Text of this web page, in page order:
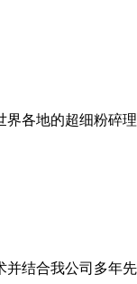
各地的超细粉碎
结合我公司多年